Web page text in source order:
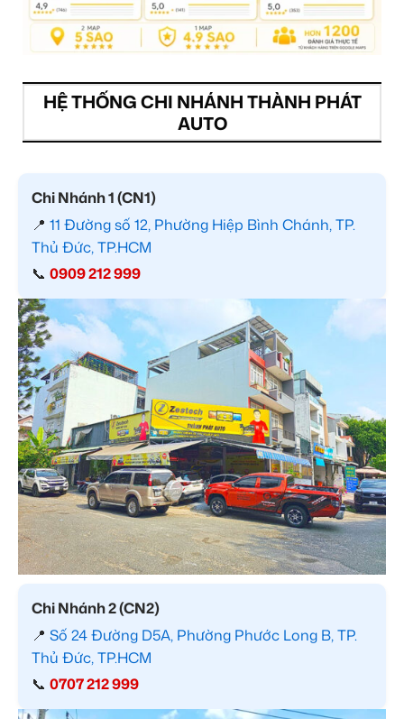
HỆ THỐNG CHI NHÁNH THÀNH PHÁT
AUTO
Chi Nhánh 1 (CN1)
📍 11 Đường số 12, Phường Hiệp Bình Chánh, TP.
Thủ Đức, TP.HCM
📞 0909 212 999
Chi Nhánh 2 (CN2)
📍 Số 24 Đường D5A, Phường Phước Long B, TP.
Thủ Đức, TP.HCM
📞 0707 212 999